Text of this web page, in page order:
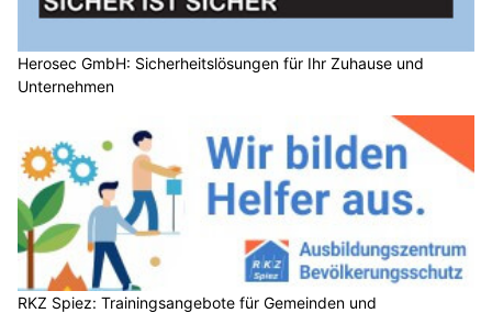
Herosec GmbH: Sicherheitslösungen für Ihr Zuhause und
Unternehmen
RKZ Spiez: Trainingsangebote für Gemeinden und